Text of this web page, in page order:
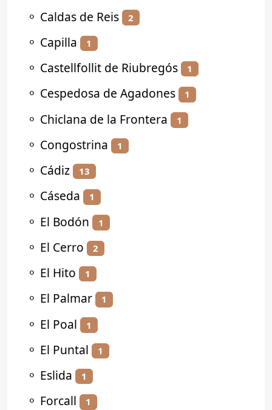
⚬ Caldas de Reis 2
⚬ Capilla 1
⚬ Castellfollit de Riubregós 1
⚬ Cespedosa de Agadones 1
⚬ Chiclana de la Frontera 1
⚬ Congostrina 1
⚬ Cádiz 13
⚬ Cáseda 1
⚬ El Bodón 1
⚬ El Cerro 2
⚬ El Hito 1
⚬ El Palmar 1
⚬ El Poal 1
⚬ El Puntal 1
⚬ Eslida 1
⚬ Forcall 1